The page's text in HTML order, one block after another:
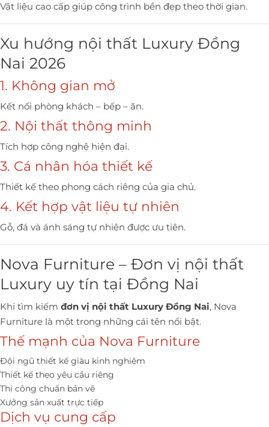
Vật liệu cao cấp giúp công trình bền đẹp theo thời gian.
Xu hướng nội thất Luxury Đồng
Nai 2026
1. Không gian mở
Kết nối phòng khách – bếp – ăn.
2. Nội thất thông minh
Tích hợp công nghệ hiện đại.
3. Cá nhân hóa thiết kế
Thiết kế theo phong cách riêng của gia chủ.
4. Kết hợp vật liệu tự nhiên
Gỗ, đá và ánh sáng tự nhiên được ưu tiên.
Nova Furniture – Đơn vị nội thất
Luxury uy tín tại Đồng Nai
Khi tìm kiếm đơn vị nội thất Luxury Đồng Nai, Nova
Furniture là một trong những cái tên nổi bật.
Thế mạnh của Nova Furniture
Đội ngũ thiết kế giàu kinh nghiệm
Thiết kế theo yêu cầu riêng
Thi công chuẩn bản vẽ
Xưởng sản xuất trực tiếp
Dịch vụ cung cấp